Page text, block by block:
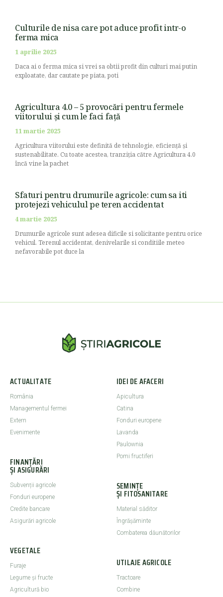
Culturile de nisa care pot aduce profit intr-o
ferma mica
1 aprilie 2025
Daca ai o ferma mica si vrei sa obtii profit din culturi mai putin
exploatate, dar cautate pe piata, poti
Agricultura 4.0 – 5 provocări pentru fermele
viitorului și cum le faci față
11 martie 2025
Agricultura viitorului este definită de tehnologie, eficiență și
sustenabilitate. Cu toate acestea, tranziția către Agricultura 4.0
încă vine la pachet
Sfaturi pentru drumurile agricole: cum sa iti
protejezi vehiculul pe teren accidentat
4 martie 2025
Drumurile agricole sunt adesea dificile si solicitante pentru orice
vehicul. Terenul accidentat, denivelarile si conditiile meteo
nefavorabile pot duce la
ACTUALITATE
România
Managementul fermei
Extern
Evenimente
FINANȚĂRI
ȘI ASIGURĂRI
Subvenții agricole
Fonduri europene
Credite bancare
Asigurări agricole
VEGETALE
Furaje
Legume şi fructe
Agricultură bio
IDEI DE AFACERI
Apicultura
Catina
Fonduri europene
Lavanda
Paulownia
Pomi fructiferi
SEMINȚE
ȘI FITOSANITARE
Material săditor
Îngrășăminte
Combaterea dăunătorilor
UTILAJE AGRICOLE
Tractoare
Combine